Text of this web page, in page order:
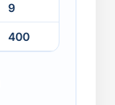
9
400